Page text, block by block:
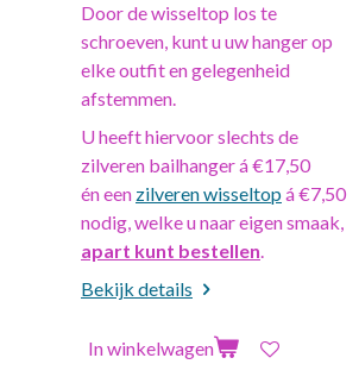
Door de wisseltop los te
schroeven, kunt u uw hanger op
elke outfit en gelegenheid
afstemmen.
U heeft hiervoor slechts de
zilveren bailhanger á €17,50
én een zilveren wisseltopá €7,50
nodig, welke u naar eigen smaak,
apart kunt bestellen.
Bekijk details
In winkelwagen